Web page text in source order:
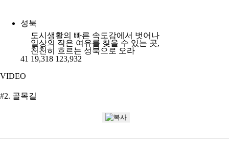
성북
도시생활의 빠른 속도감에서 벗어나
일상의 작은 여유를 찾을 수 있는 곳,
천천히 흐르는 성북으로 오라
41 19,318 123,932
VIDEO
#2. 골목길